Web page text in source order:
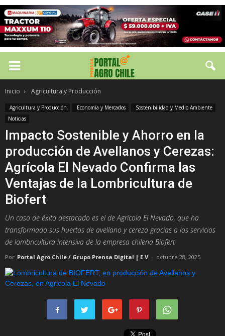
Inicio Agricultura y Producción
Agricultura y Producción Economía y Mercados
Sostenibilidad y Medio Ambiente
Noticias
Impacto Sostenible y Ahorro en la
producción de Avellanos y Cerezas:
Agrícola El Nevado Confirma las
Ventajas de la Lombricultura de
Biofert
Un caso de éxito destacado es el de Agrícola El Nevado, que ha
transformado sus huertos de avellano y cerezo gracias a los servicios
de lombricultura intensiva de la empresa chilena Biofert
Por Portal Agro Chile / Grupo Prensa Digital | E.V - octubre 28, 2025